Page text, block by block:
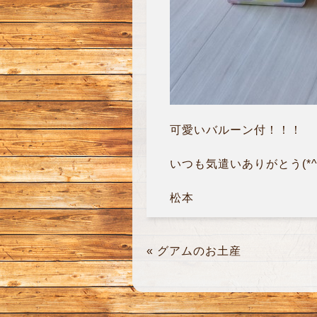
可愛いバルーン付！！！
いつも気遣いありがとう
松本
« グアムのお土産